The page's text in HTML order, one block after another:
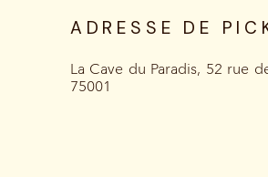
ADRESSE DE
La Cave du Paradis, 52 rue
75001